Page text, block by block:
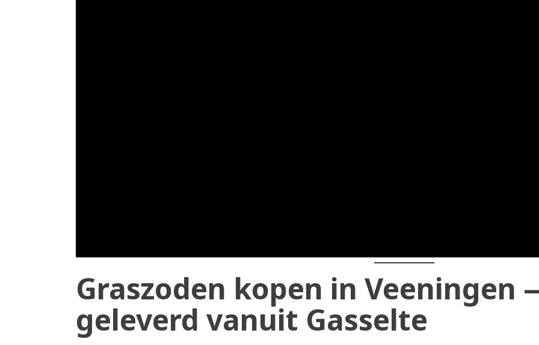
Graszoden kopen in Veeningen
geleverd vanuit Gasselte